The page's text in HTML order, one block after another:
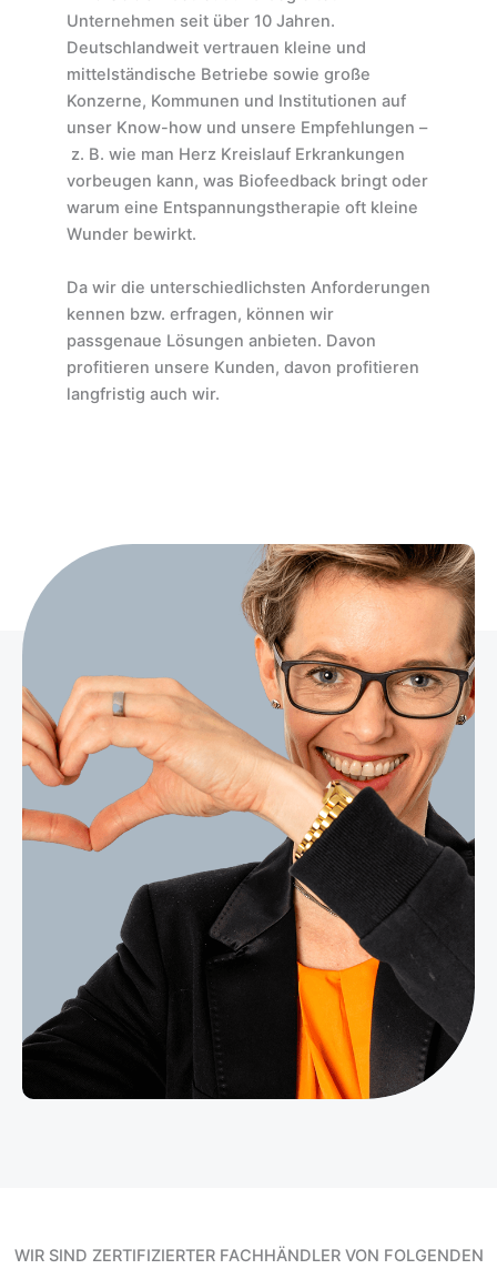
Unternehmen seit über 10 Jahren.
Deutschlandweit vertrauen kleine und
mittelständische Betriebe sowie große
Konzerne, Kommunen und Institutionen auf
unser Know-how und unsere Empfehlungen –
z. B. wie man Herz Kreislauf Erkrankungen
vorbeugen kann, was Biofeedback bringt oder
warum eine Entspannungstherapie oft kleine
Wunder bewirkt.
Da wir die unterschiedlichsten Anforderungen
kennen bzw. erfragen, können wir
passgenaue Lösungen anbieten. Davon
profitieren unsere Kunden, davon profitieren
langfristig auch wir.
WIR SIND ZERTIFIZIERTER FACHHÄNDLER VON FOLGENDEN